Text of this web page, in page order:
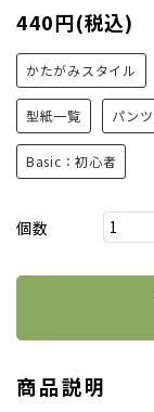
440円(税込)
かたがみスタイル
型紙一覧 パンツ
Basic：初心者
個数
商品説明